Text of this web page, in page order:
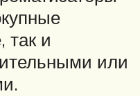
так и
или